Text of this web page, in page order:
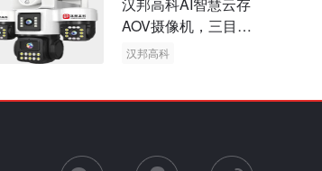
AOV摄像机，三目太
阳能多摄球机
汉邦高科